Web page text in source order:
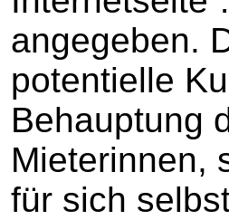
angegeben.
potentielle
Behauptung
Mieterinnen,
für sich